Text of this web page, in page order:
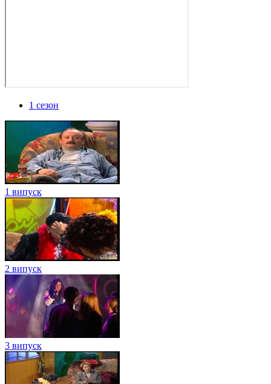
1 сезон
1 випуск
2 випуск
3 випуск